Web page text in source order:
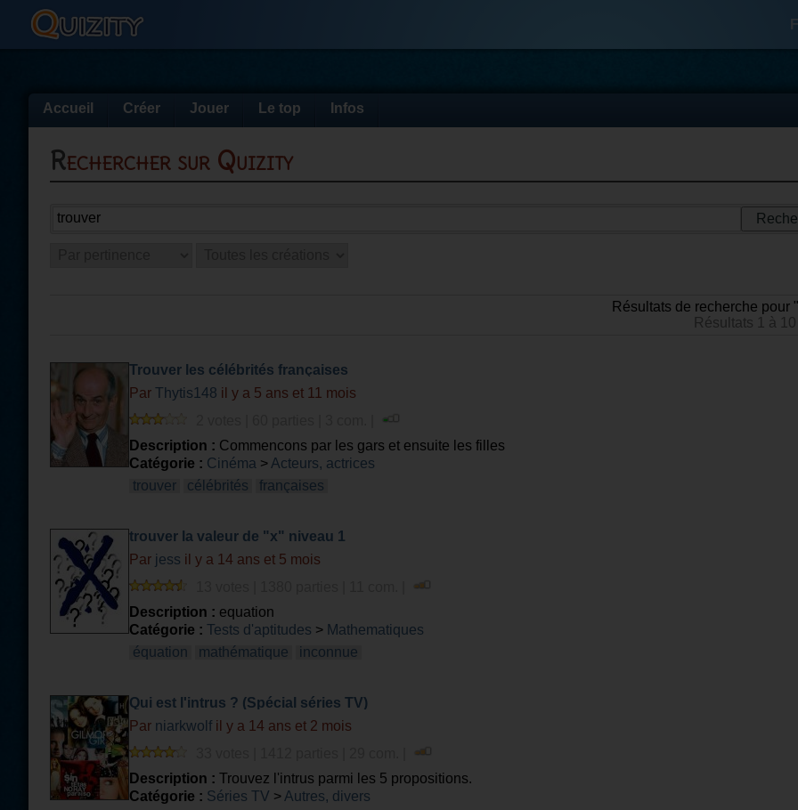
Accueil Créer Jouer Le top Infos
Rechercher sur Quizity
Résultats de recherche pour "
Résultats 1 à
Trouver les célébrités françaises
Par Thytis148 il y a 5 ans et 11 mois
Description : Commencons par les gars et ensuite les filles
Catégorie : Cinéma > Acteurs, actrices
trouver
célébrités françaises
trouver la valeur de "x" niveau 1
Par jess il y a 14 ans et 5 mois
Description : equation
Catégorie : Tests d'aptitudes > Mathematiques
équation
mathématique inconnue
Qui est l'intrus ? (Spécial séries TV)
Par niarkwolf il y a 14 ans et 2 mois
Description : Trouvez l'intrus parmi les 5 propositions.
Catégorie : Séries TV > Autres, divers